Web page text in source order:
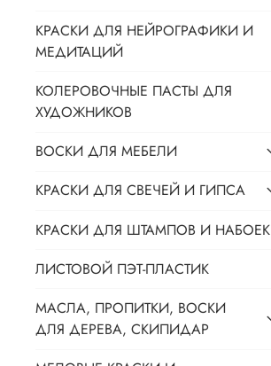
КРАСКИ ДЛЯ НЕЙРОГРАФИКИ И
МЕДИТАЦИЙ
КОЛЕРОВОЧНЫЕ ПАСТЫ ДЛЯ
ХУДОЖНИКОВ
ВОСКИ ДЛЯ МЕБЕЛИ
КРАСКИ ДЛЯ СВЕЧЕЙ И ГИПСА
КРАСКИ ДЛЯ ШТАМПОВ И НАБОЕК
ЛИСТОВОЙ ПЭТ-ПЛАСТИК
МАСЛА, ПРОПИТКИ, ВОСКИ
ДЛЯ ДЕРЕВА, СКИПИДАР